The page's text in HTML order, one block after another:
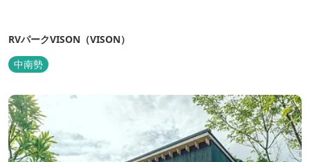
RVパークVISON（VISON）
中南勢